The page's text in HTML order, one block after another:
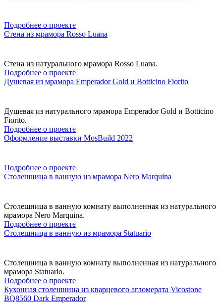
Подробнее о проекте
Стена из мрамора Rosso Luana
Стена из натурального мрамора Rosso Luana.
Подробнее о проекте
Душевая из мрамора Emperador Gold и Botticino Fiorito
Душевая из натурального мрамора Emperador Gold и Botticino
Fiorito.
Подробнее о проекте
Оформление выставки MosBuild 2022
Подробнее о проекте
Столешница в ванную из мрамора Nero Marquina
Столешница в ванную комнату выполненная из натурального
мрамора Nero Marquina.
Подробнее о проекте
Столешница в ванную из мрамора Statuario
Столешница в ванную комнату выполненная из натурального
мрамора Statuario.
Подробнее о проекте
Кухонная столешница из кварцевого агломерата Vicostone
BQ8560 Dark Emperador